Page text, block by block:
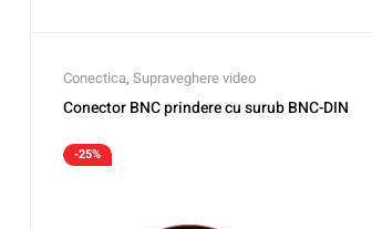
Conectica, Supraveghere video
Conector BNC prindere cu surub BNC-DIN
-25%